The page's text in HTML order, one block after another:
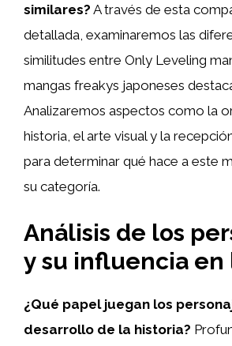
similares? A través de esta
detallada, examinaremos las
similitudes entre Only Leveling
mangas freakys japoneses
Analizaremos aspectos como la
historia, el arte visual y la
para determinar qué hace a este
su categoría.
Análisis de los
y su influencia en
¿Qué papel juegan los
desarrollo de la historia?